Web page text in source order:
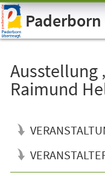
Visuelle
Assistenzsoftware
öffnen.Paderborn
Ausstellung
Raimund